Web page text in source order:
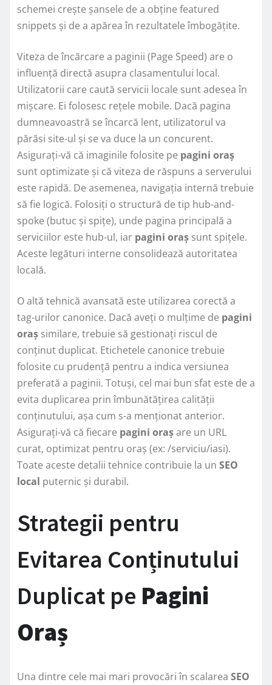
schemei crește șansele de a obține featured
snippets și de a apărea în rezultatele îmbogățite.
Viteza de încărcare a paginii (Page Speed) are o
influență directă asupra clasamentului local.
Utilizatorii care caută servicii locale sunt adesea în
mișcare. Ei folosesc rețele mobile. Dacă pagina
dumneavoastră se încarcă lent, utilizatorul va
părăsi site-ul și se va duce la un concurent.
Asigurați-vă că imaginile folosite pe pagini oraș
sunt optimizate și că viteza de răspuns a serverului
este rapidă. De asemenea, navigația internă trebuie
să fie logică. Folosiți o structură de tip hub-and-
spoke (butuc și spițe), unde pagina principală a
serviciilor este hub-ul, iar pagini oraș sunt spițele.
Aceste legături interne consolidează autoritatea
locală.
O altă tehnică avansată este utilizarea corectă a
tag-urilor canonice. Dacă aveți o mulțime de pagini
oraș similare, trebuie să gestionați riscul de
conținut duplicat. Etichetele canonice trebuie
folosite cu prudență pentru a indica versiunea
preferată a paginii. Totuși, cel mai bun sfat este de a
evita duplicarea prin îmbunătățirea calității
conținutului, așa cum s-a menționat anterior.
Asigurați-vă că fiecare pagini orașare un URL
curat, optimizat pentru oraș (ex: /serviciu/iasi).
Toate aceste detalii tehnice contribuie la un SEO
local puternic și durabil.
Strategii pentru
Evitarea Conținutului
Duplicat pe Pagini
Oraș
Una dintre cele mai mari provocări în scalarea SEO